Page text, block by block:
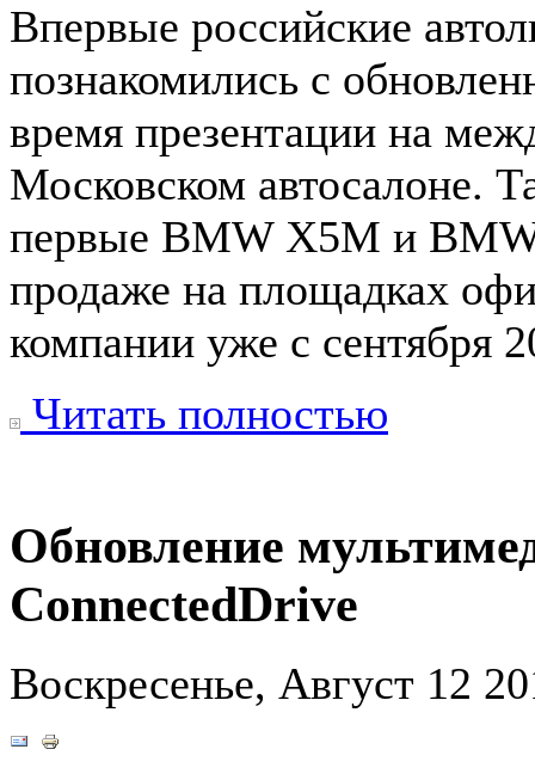
Впервые российские
познакомились с
время презентации на
Московском автосалоне.
первые BMW X5M и
продаже на площадках
компании уже с сентября
Читать полностью
Обновление
ConnectedDrive
Воскресенье, Август 12